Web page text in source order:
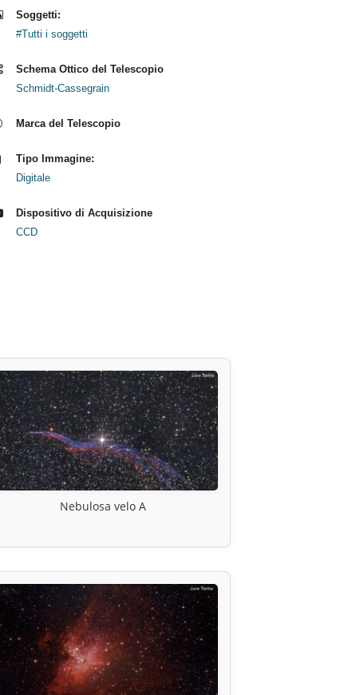
Soggetti:
#Tutti i soggetti
Schema Ottico del Telescopio
Schmidt-Cassegrain
Marca del Telescopio
Tipo Immagine:
Digitale
Dispositivo di Acquisizione
CCD
Nebulosa velo A